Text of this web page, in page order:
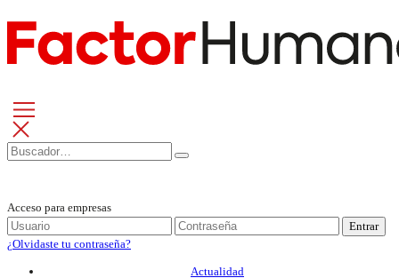
Acceso para empresas
Entrar
¿Olvidaste tu contraseña?
Actualidad